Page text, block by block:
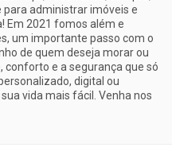
administrar imóveis e
Em 2021 fomos além e
um importante passo com o
de quem deseja morar ou
e a segurança que só
digital ou
vida mais fácil. Venha nos